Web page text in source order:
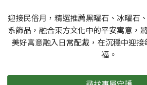
迎接民俗月，精選推薦黑曜石、冰曜石
系飾品，融合東方文化中的平安寓意，
美好寓意融入日常配戴，在沉穩中迎
福。